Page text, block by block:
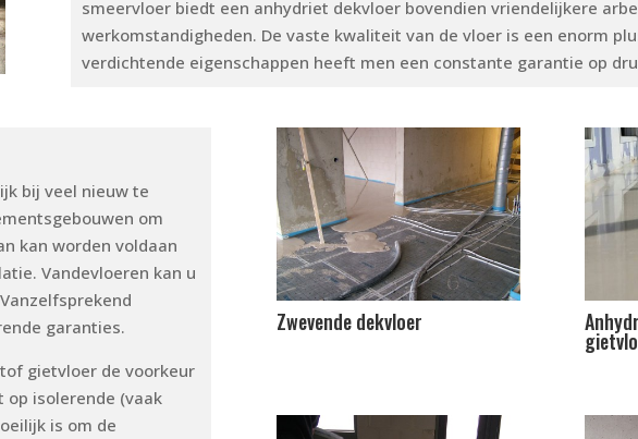
smeervloer biedt een anhydriet dekvloer bovendien vriendelijkere
werkomstandigheden. De vaste kwaliteit van de vloer is een enorm
verdichtende eigenschappen heeft men een constante garantie op
bij veel nieuw te
om
kan worden voldaan
Vandevloeren kan u
garanties.
gietvloer de voorkeur
isolerende (vaak
is om de
Zwevende dekvloer